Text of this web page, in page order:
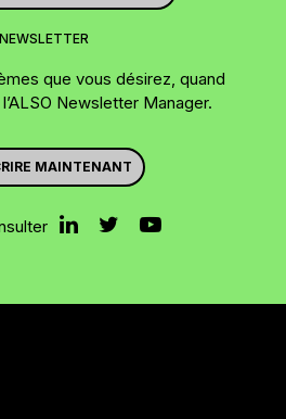
NEWSLETTER
que vous désirez, quand
Newsletter Manager.
MAINTENANT